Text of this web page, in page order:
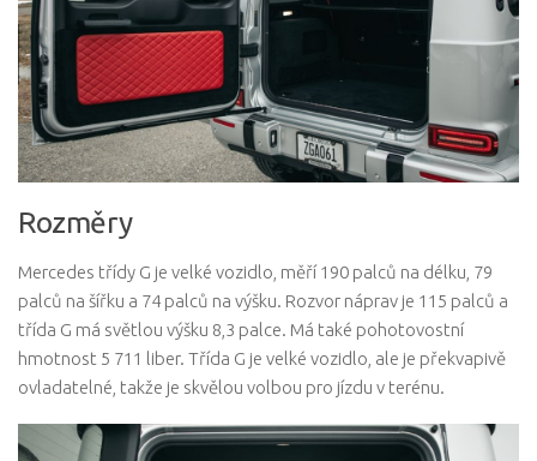
Rozměry
Mercedes třídy G je velké vozidlo, měří 190 palců na délku, 79
palců na šířku a 74 palců na výšku. Rozvor náprav je 115 palců a
třída G má světlou výšku 8,3 palce. Má také pohotovostní
hmotnost 5 711 liber. Třída G je velké vozidlo, ale je překvapivě
ovladatelné, takže je skvělou volbou pro jízdu v terénu.